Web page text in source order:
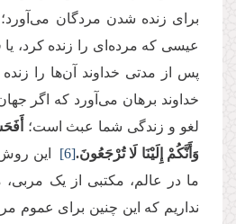
برای زنده شدن مردگان
عیسی که مرده‌ای را زنده کرد،
پس از مدتی خداوند آن‌ها را زنده
خداوند برهان می‌آورد که اگر
لغو و زندگی شما عبث است؛
وَأَنَّكُمْ إِلَیْنَا لَا تُرْجَعُونَ.[6] این
ما در عالم، مکتبی از یک
نداریم که این چنین برای عموم